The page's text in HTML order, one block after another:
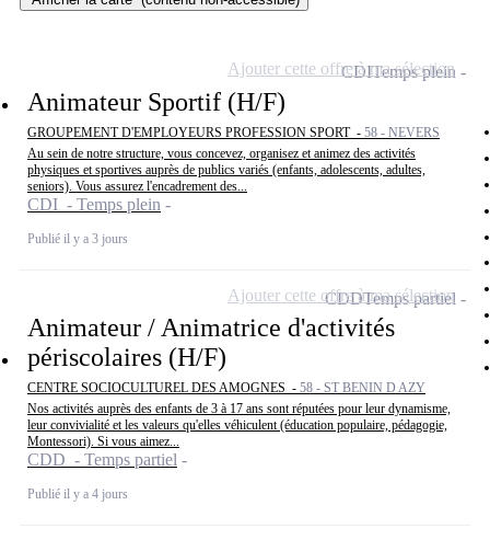
Animateur Sportif (H/F)
GROUPEMENT D'EMPLOYEURS PROFESSION SPORT - 58 - NEVERS
Au sein de notre structure, vous concevez, organisez et animez des activités
physiques et sportives auprès de publics variés (enfants, adolescents, adultes,
seniors). Vous assurez l'encadrement des...
CDI - Temps plein
Publié il y a 3 jours
CDITemps plein
Ajouter cette offre à ma sélection
Animateur / Animatrice d'activités
périscolaires (H/F)
CENTRE SOCIOCULTUREL DES AMOGNES - 58 - ST BENIN D AZY
Nos activités auprès des enfants de 3 à 17 ans sont réputées pour leur dynamisme,
leur convivialité et les valeurs qu'elles véhiculent (éducation populaire, pédagogie,
Montessori). Si vous aimez...
CDD - Temps partiel
Publié il y a 4 jours
CDDTemps partiel
Ajouter cette offre à ma sélection